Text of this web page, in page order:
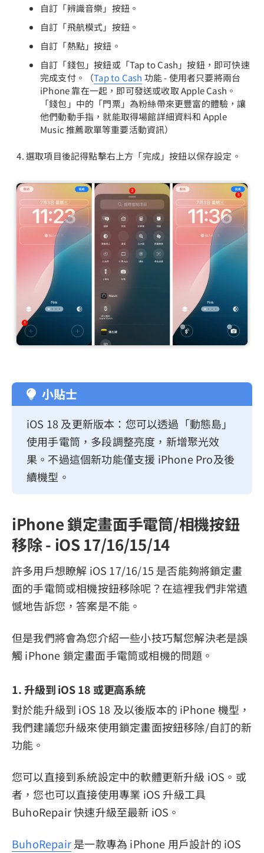
自訂「辨識音樂」按鈕。
自訂「飛航模式」按鈕。
自訂「熱點」按鈕。
自訂「錢包」按鈕或「Tap to Cash」按鈕，即可快速
完成支付。（Tap to Cash 功能 - 使用者只要將兩台
iPhone 靠在一起，即可發送或收取 Apple Cash。
「錢包」中的「門票」為粉絲帶來更豐富的體驗，讓
他們動動手指，就能取得場館詳細資料和 Apple
Music 推薦歌單等重要活動資訊）
選取項目後記得點擊右上方「完成」按鈕以保存設定。
小貼士
iOS 18 及更新版本：您可以透過「動態島」
使用手電筒，多段調整亮度，新增聚光效
果。不過這個新功能僅支援 iPhone Pro及後
續機型。
iPhone 鎖定畫面手電筒/相機按鈕
移除 - iOS 17/16/15/14
許多用戶想瞭解 iOS 17/16/15 是否能夠將鎖定畫
面的手電筒或相機按鈕移除呢？在這裡我們非常遺
憾地告訴您，答案是不能。
但是我們將會為您介紹一些小技巧幫您解決老是誤
觸 iPhone 鎖定畫面手電筒或相機的問題。
1. 升級到 iOS 18 或更高系統
對於能升級到 iOS 18 及以後版本的 iPhone 機型，
我們建議您升級來使用鎖定畫面按鈕移除/自訂的新
功能。
您可以直接到系統設定中的軟體更新升級 iOS。或
者，您也可以直接使用專業 iOS 升級工具
BuhoRepair 快速升級至最新 iOS。
BuhoRepair是一款專為 iPhone 用戶設計的 iOS